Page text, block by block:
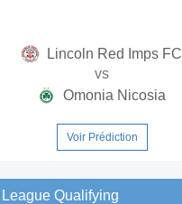
Lincoln Red Imps FC
vs
Omonia Nicosia
Voir Prédiction
Qualifying